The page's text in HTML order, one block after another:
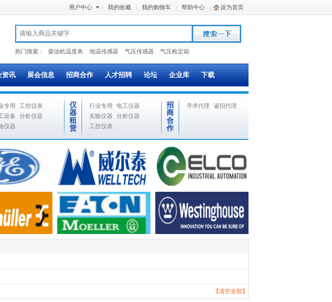
用户中心 我的收藏 我的购物车 帮助中心 设为首页
热门搜索： 柴油机温度表 地温传感器 气压传感器 气压检定箱
资讯 展会信息 招商合作 人才招聘 论坛 企业库 下载
专用
工控仪表
设备
分析仪器
仪器
仪
器
租
赁
行业专用
电工仪器
实验仪器
分析仪器
工控仪表
招
商
合
作
寻求代理 诚招代理
【清空全部】